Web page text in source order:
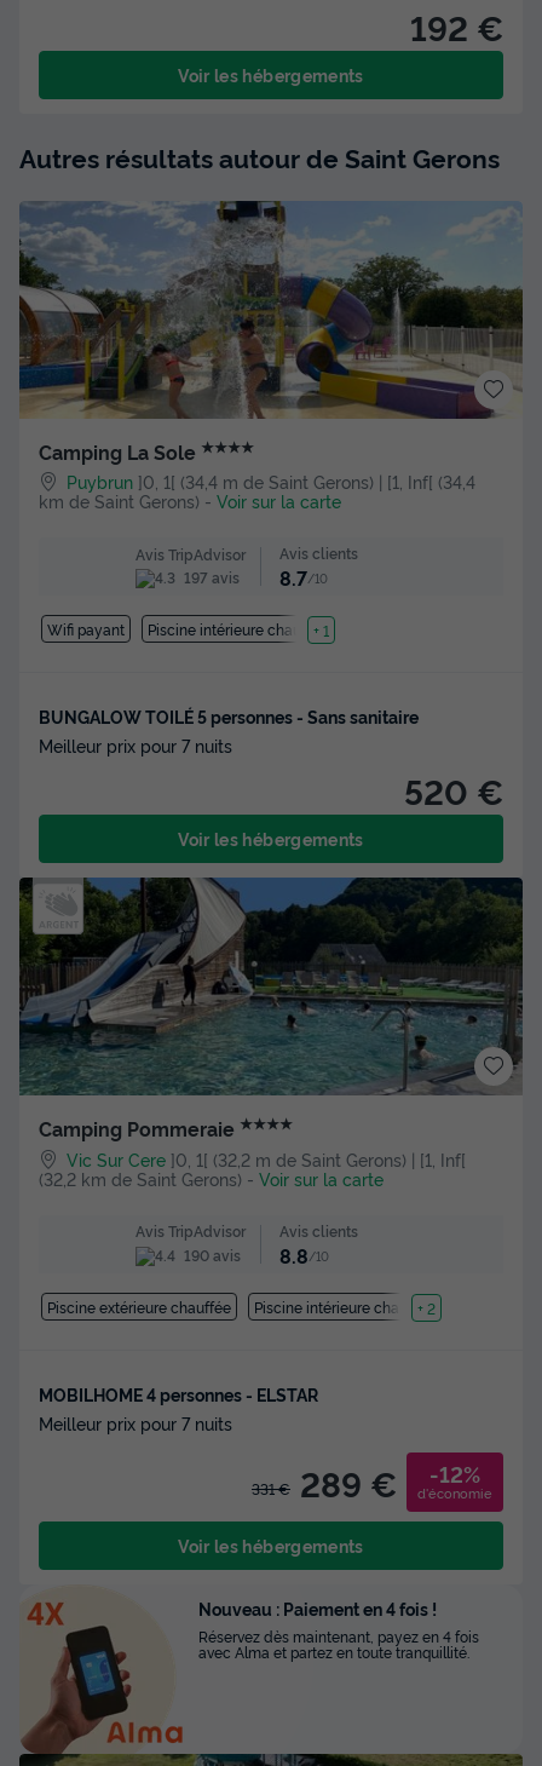
192 €
Voir les hébergements
Autres résultats autour de Saint Gerons
Camping La Sole ★★★★
Puybrun ]0, 1[ (34,4 m de Saint Gerons) | [1, Inf[ (34,4
km de Saint Gerons) - Voir sur la carte
Avis TripAdvisor
197 avis
Avis clients
8.7/10
Wifi payant Piscine intérieure chauffée
+ 1
BUNGALOW TOILÉ 5 personnes - Sans sanitaire
Meilleur prix pour 7 nuits
520 €
Voir les hébergements
Camping Pommeraie ★★★★
Vic Sur Cere ]0, 1[ (32,2 m de Saint Gerons) | [1, Inf[
(32,2 km de Saint Gerons) - Voir sur la carte
Avis TripAdvisor
190 avis
Avis clients
8.8/10
Piscine extérieure chauffée Piscine intérieure chauffée
+ 2
MOBILHOME 4 personnes - ELSTAR
Meilleur prix pour 7 nuits
331 € 289 € -12%
d'économie
Voir les hébergements
Nouveau : Paiement en 4 fois !
Réservez dès maintenant, payez en 4 fois
avec Alma et partez en toute tranquillité.